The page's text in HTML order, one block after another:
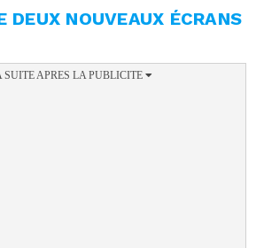
DEUX NOUVEAUX ÉCRANS